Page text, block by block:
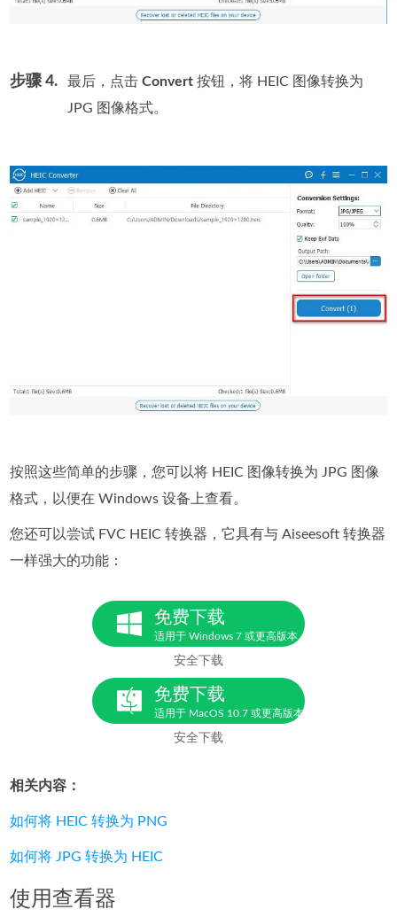
步骤 4. 最后，点击Convert 按钮，将 HEIC 图像转换为
JPG 图像格式。
按照这些简单的步骤，您可以将 HEIC 图像转换为 JPG 图像
格式，以便在 Windows 设备上查看。
您还可以尝试 FVC HEIC 转换器，它具有与 Aiseesoft 转换器
一样强大的功能：
免费下载
适用于 Windows 7 或更高版本
安全下载
免费下载
适用于 MacOS 10.7 或更高版本
安全下载
相关内容：
如何将 HEIC 转换为 PNG
如何将 JPG 转换为 HEIC
使用查看器